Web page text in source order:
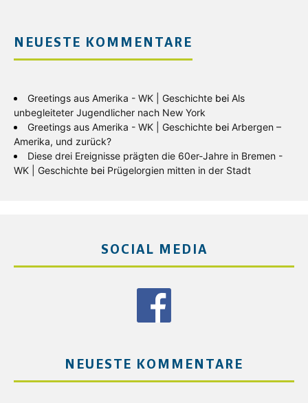
NEUESTE KOMMENTARE
Greetings aus Amerika - WK | Geschichte bei Als
unbegleiteter Jugendlicher nach New York
Greetings aus Amerika - WK | Geschichte bei Arbergen –
Amerika, und zurück?
Diese drei Ereignisse prägten die 60er-Jahre in Bremen -
WK | Geschichte bei Prügelorgien mitten in der Stadt
SOCIAL MEDIA
NEUESTE KOMMENTARE